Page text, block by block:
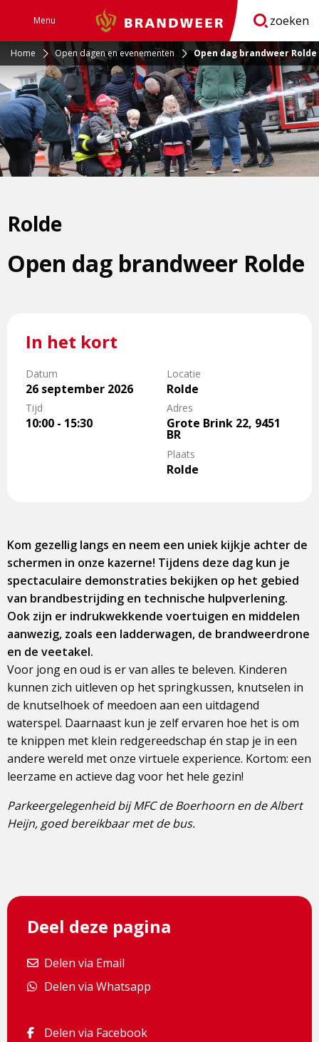
Menu Brandweer zoeken
Home Open dagen en evenementen Open dag brandweer Rolde
Open dag brandweer Rolde
Rolde
In het kort
Datum
26 september 2026
Tijd
10:00 - 15:30
Locatie
Rolde
Adres
Grote Brink 22, 9451
BR
Plaats
Rolde
Kom gezellig langs en neem een uniek kijkje achter de
schermen in onze kazerne! Tijdens deze dag kun je
spectaculaire demonstraties bekijken op het gebied
van brandbestrijding en technische hulpverlening.
Ook zijn er indrukwekkende voertuigen en middelen
aanwezig, zoals een ladderwagen, de brandweerdrone
en de veetakel.
Voor jong en oud is er van alles te beleven. Kinderen
kunnen zich uitleven op het springkussen, knutselen in
de knutselhoek of meedoen aan een uitdagend
waterspel. Daarnaast kun je zelf ervaren hoe het is om
te knippen met klein redgereedschap én stap je in een
andere wereld met onze virtuele experience. Kortom: een
leerzame en actieve dag voor het hele gezin!
Parkeergelegenheid bij MFC de Boerhoorn en de Albert
Heijn, goed bereikbaar met de bus.
Deel deze pagina
Delen via Email
Delen via Email
Delen via Whatsapp
Delen via Whatsapp
Delen via Facebook
Delen via Facebook